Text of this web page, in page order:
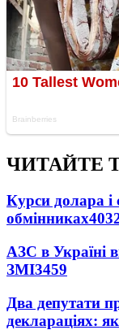
ЧИТАЙТЕ
Курси долара
обмінниках
АЗС в Україні
ЗМІ3459
Два депутати
деклараціях: